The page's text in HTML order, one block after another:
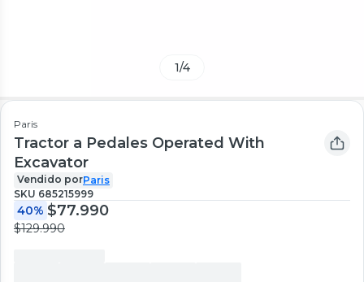
1/4
Paris
Tractor a Pedales Operated With
Excavator
Vendido porParis
SKU 685215999
40% $77.990
$129.990